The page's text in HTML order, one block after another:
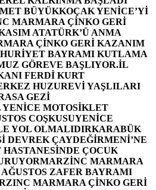
BÜYÜKKOÇAK YENİCE’Yİ
MARMARA ÇİNKO GERİ
ATATÜRK’Ü ANMA
ÇİNKO GERİ KAZANIM
BAYRAMI KUTLAMA
GÖREVE BAŞLIYOR.İL
FERDİ KURT
HUZUREVİ YAŞLILARI
GEZİ
YENİCE MOTOSİKLET
COŞKUSUYENİCE
YOL OLMALIDIRKARABÜK
DEVREK ÇAYDEĞİRMENİ’NE
ÇOCUK
MARZİNC MARMARA
ZAFER BAYRAMI
MARMARA ÇİNKO GERİ